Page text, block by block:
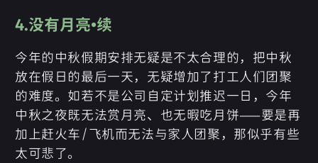
4.没有月亮·续
今年的中秋假期安排无疑是不太合理的，把中秋
放在假日的最后一天，无疑增加了打工人们团聚
的难度。如若不是公司自定计划推迟一日，今年
中秋之夜既无法赏月亮、也无暇吃月饼——要是再
加上赶火车/飞机而无法与家人团聚，那似乎有些
太可悲了。